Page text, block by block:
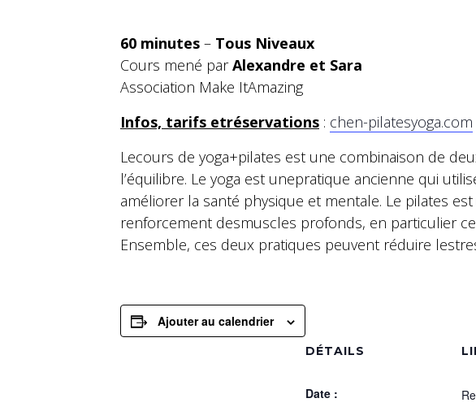
60 minutes – Tous Niveaux
Cours mené parAlexandre et Sara
Association Make ItAmazing
Infos, tarifs etréservations : chen-pilatesyoga.com
Lecours de yoga+pilates est une combinaison de
l’équilibre. Le yoga est unepratique ancienne qui
améliorer la santé physique et mentale. Le pilates
renforcement desmuscles profonds, en particulier
Ensemble, ces deux pratiques peuvent réduire
Ajouter au calendrier
DÉTAILS
Date :